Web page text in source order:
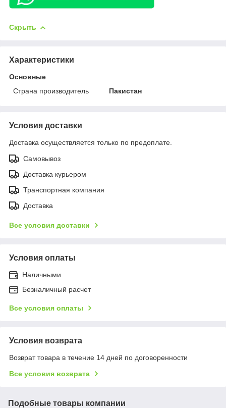
Скрыть
Характеристики
Основные
Страна производитель
Пакистан
Условия доставки
Доставка осуществляется только по предоплате.
Самовывоз
Доставка курьером
Транспортная компания
Доставка
Все условия доставки
Условия оплаты
Наличными
Безналичный расчет
Все условия оплаты
Условия возврата
Возврат товара в течение 14 дней по договоренности
Все условия возврата
Подобные товары компании